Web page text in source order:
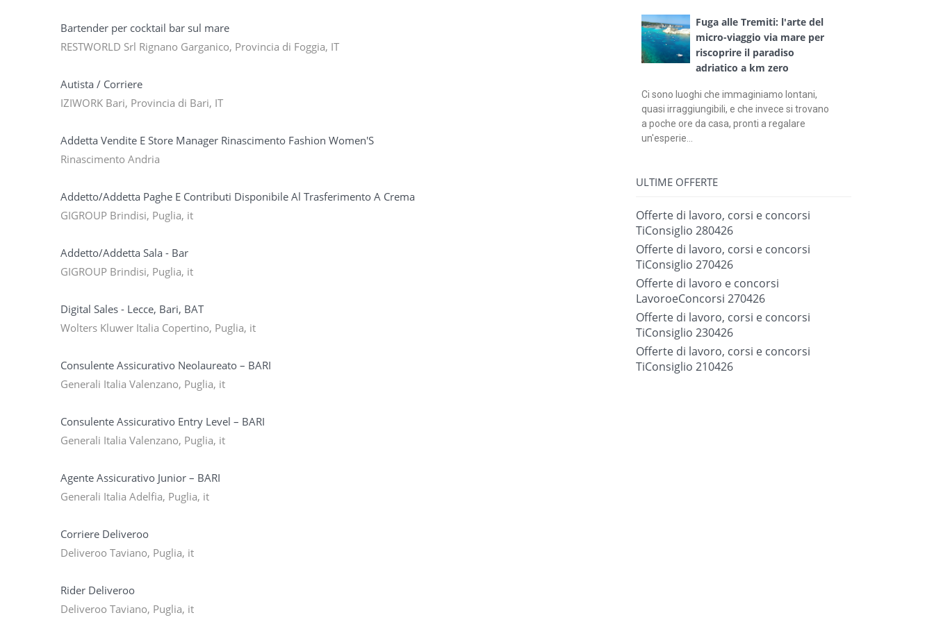
Bartender per cocktail bar sul mare
RESTWORLD Srl Rignano Garganico, Provincia di Foggia, IT
Autista / Corriere
IZIWORK Bari, Provincia di Bari, IT
Addetta Vendite E Store Manager Rinascimento Fashion Women'S
Rinascimento Andria
Addetto/Addetta Paghe E Contributi Disponibile Al Trasferimento A Crema
GIGROUP Brindisi, Puglia, it
Addetto/Addetta Sala - Bar
GIGROUP Brindisi, Puglia, it
Digital Sales - Lecce, Bari, BAT
Wolters Kluwer Italia Copertino, Puglia, it
Consulente Assicurativo Neolaureato – BARI
Generali Italia Valenzano, Puglia, it
Consulente Assicurativo Entry Level – BARI
Generali Italia Valenzano, Puglia, it
Agente Assicurativo Junior – BARI
Generali Italia Adelfia, Puglia, it
Corriere Deliveroo
Deliveroo Taviano, Puglia, it
Rider Deliveroo
Deliveroo Taviano, Puglia, it
Fuga alle Tremiti: l'arte del
micro-viaggio via mare per
riscoprire il paradiso
adriatico a km zero
Ci sono luoghi che immaginiamo lontani,
quasi irraggiungibili, e che invece si trovano
a poche ore da casa, pronti a regalare
un'esperie...
ULTIME OFFERTE
Offerte di lavoro, corsi e concorsi
TiConsiglio 280426
Offerte di lavoro, corsi e concorsi
TiConsiglio 270426
Offerte di lavoro e concorsi
LavoroeConcorsi 270426
Offerte di lavoro, corsi e concorsi
TiConsiglio 230426
Offerte di lavoro, corsi e concorsi
TiConsiglio 210426